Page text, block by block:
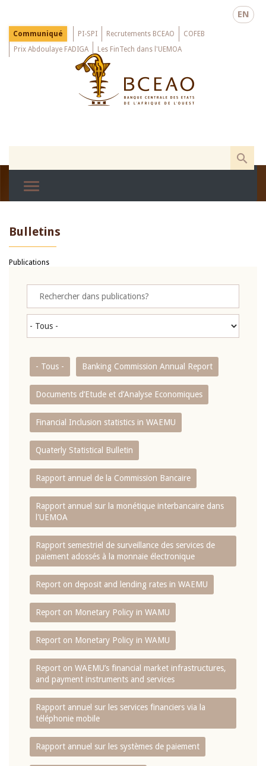
main
EN
Menu
Top
Communiqué PI-SPI Recrutements BCEAO
COFEB
Prix Abdoulaye FADIGA
Les FinTech dans l'UEMOA
Bulletins
Publications
- Tous - Banking Commission Annual Report
Documents d’Etude et d’Analyse Economiques
Financial Inclusion statistics in WAEMU
Quaterly Statistical Bulletin
Rapport annuel de la Commission Bancaire
Rapport annuel sur la monétique interbancaire dans
l'UEMOA
Rapport semestriel de surveillance des services de
paiement adossés à la monnaie électronique
Report on deposit and lending rates in WAEMU
Report on Monetary Policy in WAMU
Report on Monetary Policy in WAMU
Report on WAEMU’s financial market infrastructures,
and payment instruments and services
Rapport annuel sur les services financiers via la
téléphonie mobile
Rapport annuel sur les systèmes de paiement